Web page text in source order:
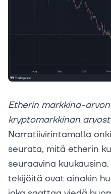
Etherin markkina-
kryptomarkkinan
Narratiivirintamalla
seurata, mitä etherin
seuraavina
tekijöitä ovat ainakin